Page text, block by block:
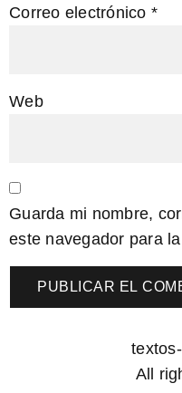
Correo electrónico *
Web
Guarda mi nombre,
este navegador para
All